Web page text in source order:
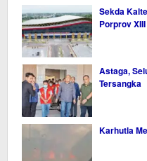
Sekda
Porprov
Astaga,
Tersangka
Karhutla